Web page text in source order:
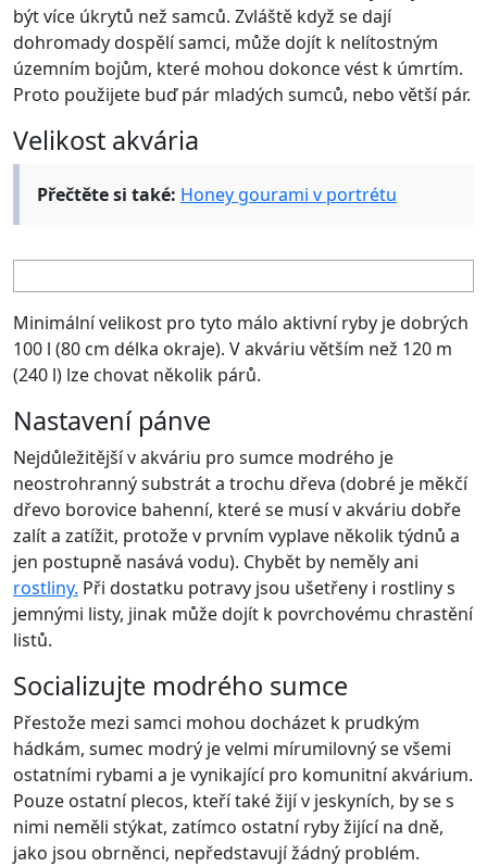
být více úkrytů než samců. Zvláště když se dají
dohromady dospělí samci, může dojít k nelítostným
územním bojům, které mohou dokonce vést k úmrtím.
Proto použijete buď pár mladých sumců, nebo větší pár.
Velikost akvária
Přečtěte si také: Honey gourami v portrétu
Minimální velikost pro tyto málo aktivní ryby je dobrých
100 l (80 cm délka okraje). V akváriu větším než 120 m
(240 l) lze chovat několik párů.
Nastavení pánve
Nejdůležitější v akváriu pro sumce modrého je
neostrohranný substrát a trochu dřeva (dobré je měkčí
dřevo borovice bahenní, které se musí v akváriu dobře
zalít a zatížit, protože v prvním vyplave několik týdnů a
jen postupně nasává vodu). Chybět by neměly ani
rostliny. Při dostatku potravy jsou ušetřeny i rostliny s
jemnými listy, jinak může dojít k povrchovému chrastění
listů.
Socializujte modrého sumce
Přestože mezi samci mohou docházet k prudkým
hádkám, sumec modrý je velmi mírumilovný se všemi
ostatními rybami a je vynikající pro komunitní akvárium.
Pouze ostatní plecos, kteří také žijí v jeskyních, by se s
nimi neměli stýkat, zatímco ostatní ryby žijící na dně,
jako jsou obrněnci, nepředstavují žádný problém.